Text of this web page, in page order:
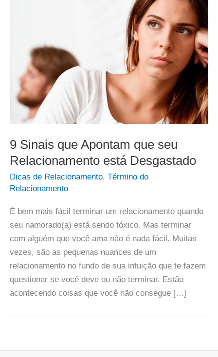
9 Sinais que Apontam que seu
Relacionamento está Desgastado
Dicas de Relacionamento, Término do
Relacionamento
É bem mais fácil terminar um relacionamento quando
seu namorado(a) está sendo tóxico. Mas terminar
com alguém que você ama não é nada fácil. Muitas
vezes, são as pequenas nuances de um
relacionamento no fundo de sua intuição que te fazem
questionar se você deve ou não terminar. Estão
acontecendo coisas que você não consegue […]